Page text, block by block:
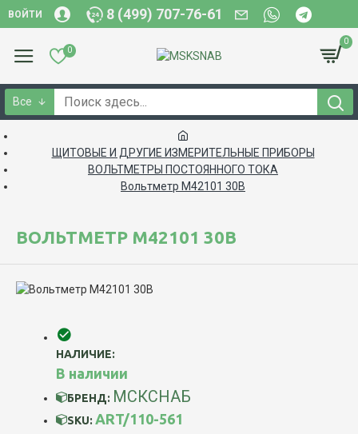
ВОЙТИ 8 (499) 707-76-61
0
0
Все
ЩИТОВЫЕ И ДРУГИЕ ИЗМЕРИТЕЛЬНЫЕ ПРИБОРЫ
ВОЛЬТМЕТРЫ ПОСТОЯННОГО ТОКА
Вольтметр М42101 30В
ВОЛЬТМЕТР М42101 30В
НАЛИЧИЕ:
В наличии
БРЕНД: МСКСНАБ
SKU: ART/110-561